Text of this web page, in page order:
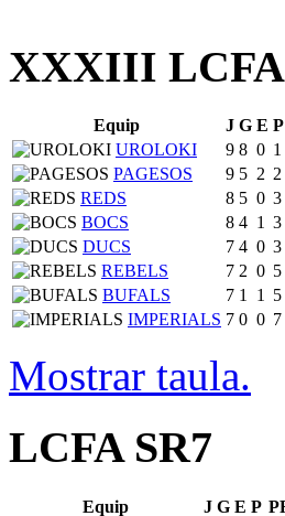
XXXIII LCFA
Equip J G E P
UROLOKI
9 8 0 1
PAGESOS
9 5 2 2
REDS
8 5 0 3
BOCS
8 4 1 3
DUCS
7 4 0 3
REBELS
7 2 0 5
BUFALS
7 1 1 5
IMPERIALS 7 0 0 7
Mostrar taula.
LCFA SR7
Equip J G E P